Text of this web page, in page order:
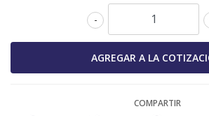
-
COMPARTIR